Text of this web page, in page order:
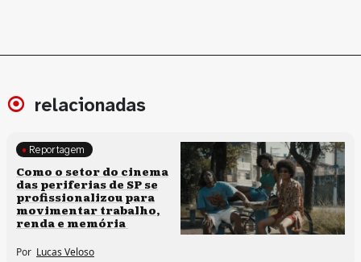
relacionadas
Políticas culturais
Reportagem
Como o setor do cinema
das periferias de SP se
profissionalizou para
movimentar trabalho,
renda e memória
Por Lucas Veloso